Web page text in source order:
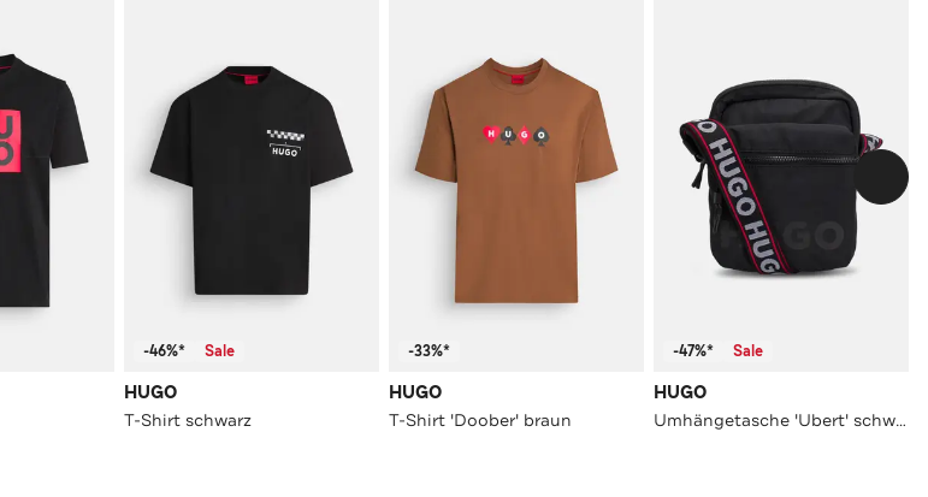
-46%* Sale
HUGO
T-Shirt schwarz
-33%*
HUGO
T-Shirt 'Doober' braun
-47%* Sale
HUGO
Umhängetasche 'Ubert' schwarz